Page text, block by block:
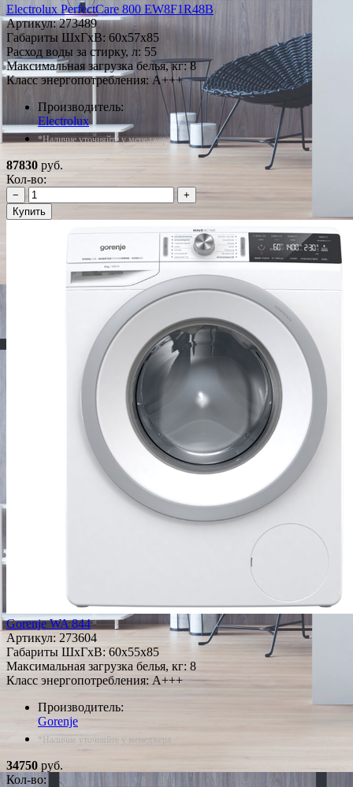
Electrolux PerfectCare 800 EW8F1R48B
Артикул:273489
Габариты ШxГxВ: 60x57x85
Расход воды за стирку, л: 55
Максимальная загрузка белья, кг: 8
Класс энергопотребления: A+++
Производитель:
Electrolux
*Наличие уточняйте у менеджера
87830 руб.
Кол-во:
−
+
Купить
Gorenje WA 844
Артикул: 273604
Габариты ШxГxВ: 60x55x85
Максимальная загрузка белья, кг: 8
Класс энергопотребления: A+++
Производитель:
Gorenje
*Наличие уточняйте у менеджера
34750 руб.
Кол-во: